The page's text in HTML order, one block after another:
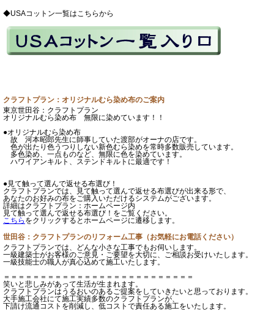
◆USAコットン一覧はこちらから
クラフトプラン：オリジナルむら染め布のご案内
東京世田谷：クラフトプラン
オリジナルむら染め布 無限に染めています！！
●オリジナルむら染め布
故 河本昭郎先生に師事していた渡部がオーナの店です。
色が出たり色うつりしない新色むら染めを常時多数販売しています。
多色染め、一点ものなど、無限に色を染めています。
ハワイアンキルト、ステンドキルトに最適です！
●見て触って選んで返せる布選び！
クラフトプランでは、見て触って選んで返せる布選びが出来る形で、
あなたのお好みの布をご購入いただけるシステムがございます。
詳細はクラフトプラン：ホームページ内
見て触って選んで返せる布選び！をご覧ください。
こちら をクリックするとホームページに遷移します。
世田谷：クラフトプランのリフォーム工事（お気軽にお電話ください）
クラフトプランでは、どんな小さな工事でもお伺いします。
一級建築士がお客様のご意見・ご要望を大切に、ご相談お受けいたします。
一級技能士の職人が真心込めて施工いたします。
＝＝＝＝＝＝＝＝＝＝＝＝＝＝＝＝＝＝＝＝＝＝＝＝＝＝
笑いと悲しみがあって生活が生まれます。
クラフトプランはうるおいのあるご提案をしていきたいと思っております。
大手施工会社にて施工実績多数のクラフトプランが、
下請け流通コストを削減し、低コストで責任ある施工をいたします。